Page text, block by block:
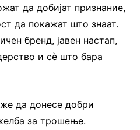
да добијат признание,
да покажат што знаат.
бренд, јавен настап,
и сè што бара
да донесе добри
за трошење.